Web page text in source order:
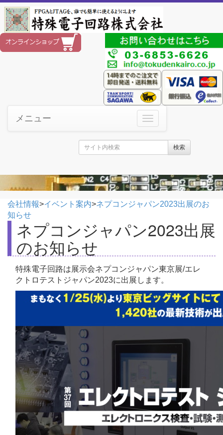
メニュー
検索
会社情報>イベント案内>ネプコンジャパン2023出展のお
知らせ
ネプコンジャパン2023出展
のお知らせ
特殊電子回路は展示会ネプコンジャパン東京展/エレ
クトロテストジャパン2023に出展します。